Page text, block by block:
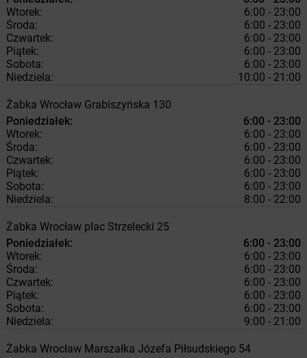
Wtorek:
6:00 - 23:00
Środa:
6:00 - 23:00
Czwartek:
6:00 - 23:00
Piątek:
6:00 - 23:00
Sobota:
6:00 - 23:00
Niedziela:
10:00 - 21:00
Żabka Wrocław Grabiszyńska 130
Poniedziałek:
6:00 - 23:00
Wtorek:
6:00 - 23:00
Środa:
6:00 - 23:00
Czwartek:
6:00 - 23:00
Piątek:
6:00 - 23:00
Sobota:
6:00 - 23:00
Niedziela:
8:00 - 22:00
Żabka Wrocław plac Strzelecki 25
Poniedziałek:
6:00 - 23:00
Wtorek:
6:00 - 23:00
Środa:
6:00 - 23:00
Czwartek:
6:00 - 23:00
Piątek:
6:00 - 23:00
Sobota:
6:00 - 23:00
Niedziela:
9:00 - 21:00
Żabka Wrocław Marszałka Józefa Piłsudskiego 54